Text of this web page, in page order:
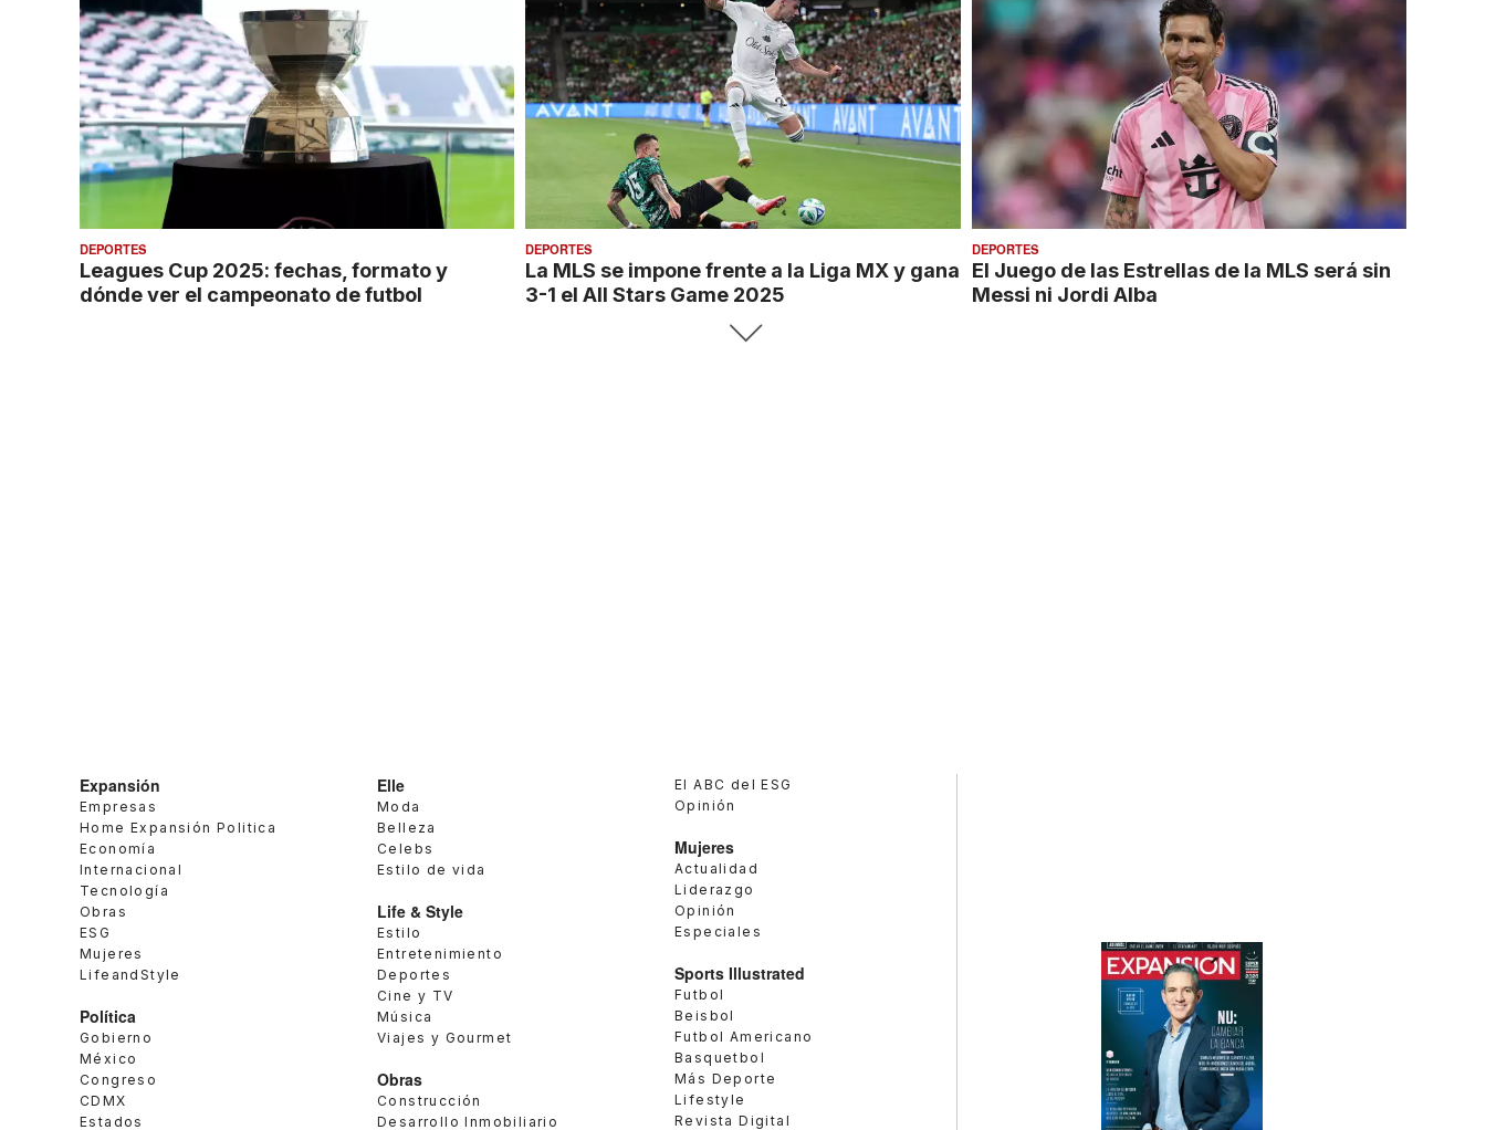
DEPORTES
Leagues Cup 2025: fechas, formato y
dónde ver el campeonato de futbol
DEPORTES
La MLS se impone frente a la Liga MX y gana
3-1 el All Stars Game 2025
DEPORTES
El Juego de las Estrellas de la MLS será sin
Messi ni Jordi Alba
Expansión
Empresas
Home Expansión Politica
Economía
Internacional
Tecnología
Obras
ESG
Mujeres
LifeandStyle
Política
Gobierno
México
Congreso
CDMX
Estados
Elle
Moda
Belleza
Celebs
Estilo de vida
Life & Style
Estilo
Entretenimiento
Deportes
Cine y TV
Música
Viajes y Gourmet
Obras
Construcción
Desarrollo Inmobiliario
El ABC del ESG
Opinión
Mujeres
Actualidad
Liderazgo
Opinión
Especiales
Sports Illustrated
Futbol
Beisbol
Futbol Americano
Basquetbol
Más Deporte
Lifestyle
Revista Digital